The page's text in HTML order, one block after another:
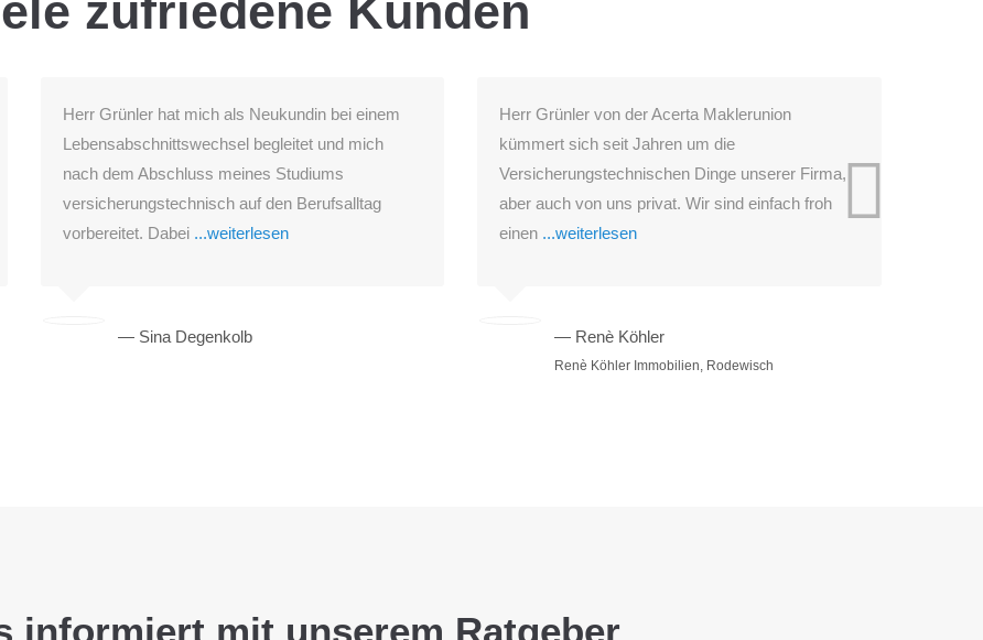
zufriedene Kunden
Herr Grünler hat mich als Neukundin bei einem
Lebensabschnittswechsel begleitet und mich
nach dem Abschluss meines Studiums
versicherungstechnisch auf den Berufsalltag
vorbereitet. Dabei ...weiterlesen
— Sina Degenkolb
Herr Grünler von der Acerta Maklerunion
kümmert sich seit Jahren um die
Versicherungstechnischen Dinge unserer Firma,
aber auch von uns privat. Wir sind einfach froh
einen ...weiterlesen
— Renè Köhler
Renè Köhler Immobilien, Rodewisch
informiert mit unserem Ratgeber